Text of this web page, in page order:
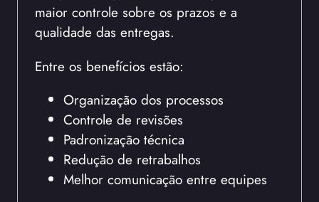
maior controle sobre os prazos e a
qualidade das entregas.
Entre os benefícios estão:
Organização dos processos
Controle de revisões
Padronização técnica
Redução de retrabalhos
Melhor comunicação entre equipes